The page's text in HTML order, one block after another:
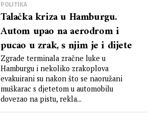
POLITIKA
Talačka kriza u Hamburgu.
Autom upao na aerodrom i
pucao u zrak, s njim je i dijete
Zgrade terminala zračne luke u
Hamburgu i nekoliko zrakoplova
evakuirani su nakon što se naoružani
muškarac s djetetom u automobilu
dovezao na pistu, rekla...